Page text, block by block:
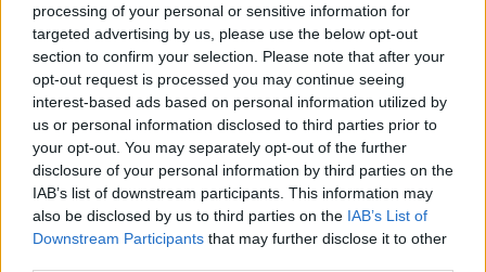
processing of your personal or sensitive information for
targeted advertising by us, please use the below opt-out
section to confirm your selection. Please note that after your
opt-out request is processed you may continue seeing
interest-based ads based on personal information utilized by
us or personal information disclosed to third parties prior to
your opt-out. You may separately opt-out of the further
disclosure of your personal information by third parties on the
IAB’s list of downstream participants. This information may
also be disclosed by us to third parties on the IAB’s List of
Downstream Participants that may further disclose it to other
Συναγερμός στο Στεφάνι ‑
Εναέρια μέσα και μήνυμα
εκκένωσης από το 112
ΣΉΜΕΡΑ
Ισχυρές επίγειες δυνάμεις της
Πυροσβεστικής ενισχυμένες με
αεροσκάφη και ελικόπτερα επιχειρούν
για τον άμεσο περιορισμό της φωτιάς
στο Στεφάνι Κορίνθου.